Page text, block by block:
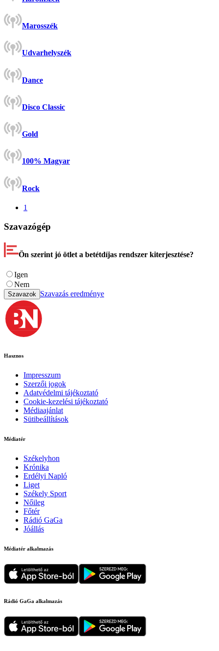
Marosszék
Udvarhelyszék
Dance
Disco Classic
Gold
100% Magyar
Rock
1
Szavazógép
Ön szerint jó ötlet a betétdíjas rendszer kiterjesztése?
Igen
Nem
Szavazok Szavazás eredménye
Hasznos
Impresszum
Szerzői jogok
Adatvédelmi tájékoztató
Cookie-kezelési tájékoztató
Médiaajánlat
Sütibeállítások
Médiatér
Székelyhon
Krónika
Erdélyi Napló
Liget
Székely Sport
Nőileg
Főtér
Rádió GaGa
Jóállás
Médiatér alkalmazás
Rádió GaGa alkalmazás